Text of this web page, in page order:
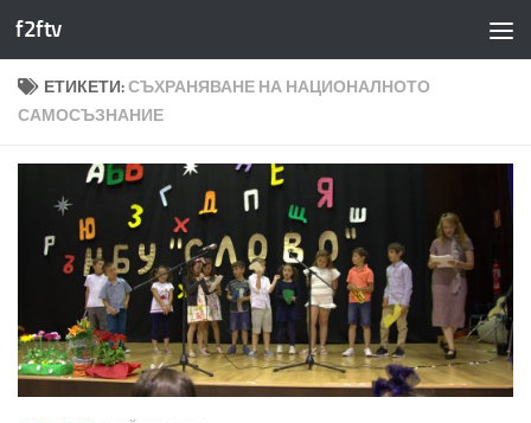
Към съдържанието
f2ftv
ЕТИКЕТИ:СЪХРАНЯВАНЕ НА НАЦИОНАЛНОТО
САМОСЪЗНАНИЕ